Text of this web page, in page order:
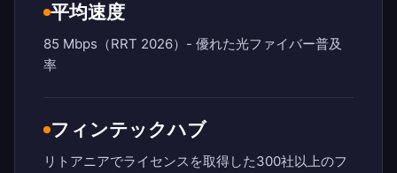
平均速度
85 Mbps（RRT 2026）- 優れた光ファイバー普及
率
フィンテックハブ
リトアニアでライセンスを取得した300社以上のフ